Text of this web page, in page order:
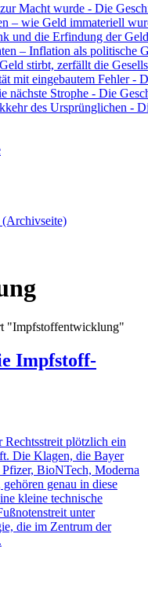
Macht wurde - Die
– wie Geld immateriell
und die Erfindung der
– Inflation als politische
stirbt, zerfällt die
mit eingebautem Fehler -
nächste Strophe - Die
des Ursprünglichen -
(Archivseite)
"Impfstoffentwicklung"
Impfstoff-
Rechtsstreit plötzlich ein
Die Klagen, die Bayer
BioNTech, Moderna
genau in diese
kleine technische
unter
die im Zentrum der